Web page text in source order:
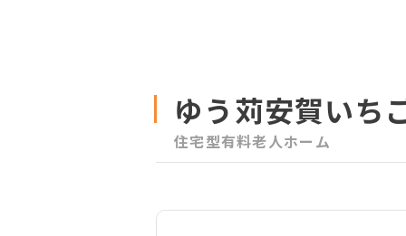
ゆう苅安賀いち
住宅型有料老人ホーム